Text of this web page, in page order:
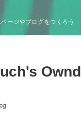
ージやブログをつくろう
Ownd